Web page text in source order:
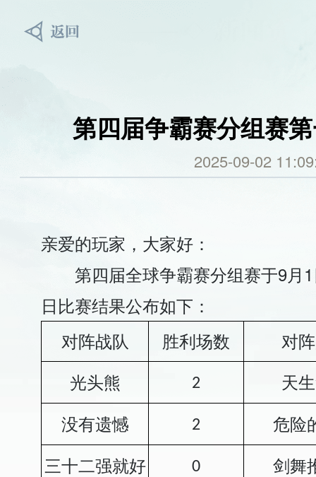
第四届争霸赛分组赛
2025-09-02
亲爱的玩家，大家好：
第四届全球争霸赛分组赛于9月
日比赛结果公布如下：
对阵战队 胜利场数 对
光头熊 2 天
没有遗憾 2 危险
三十二强就好 0 剑舞